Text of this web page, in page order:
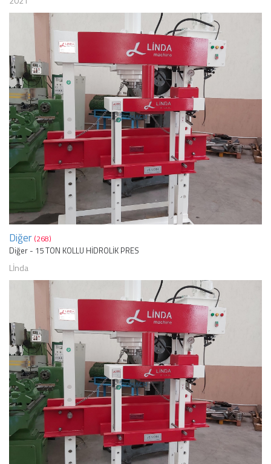
Diğer (268)
Diğer - 15 TON KOLLU HİDROLİK PRES
Lİnda